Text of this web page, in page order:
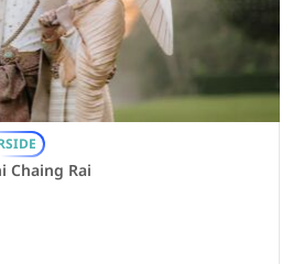
Chaing Rai